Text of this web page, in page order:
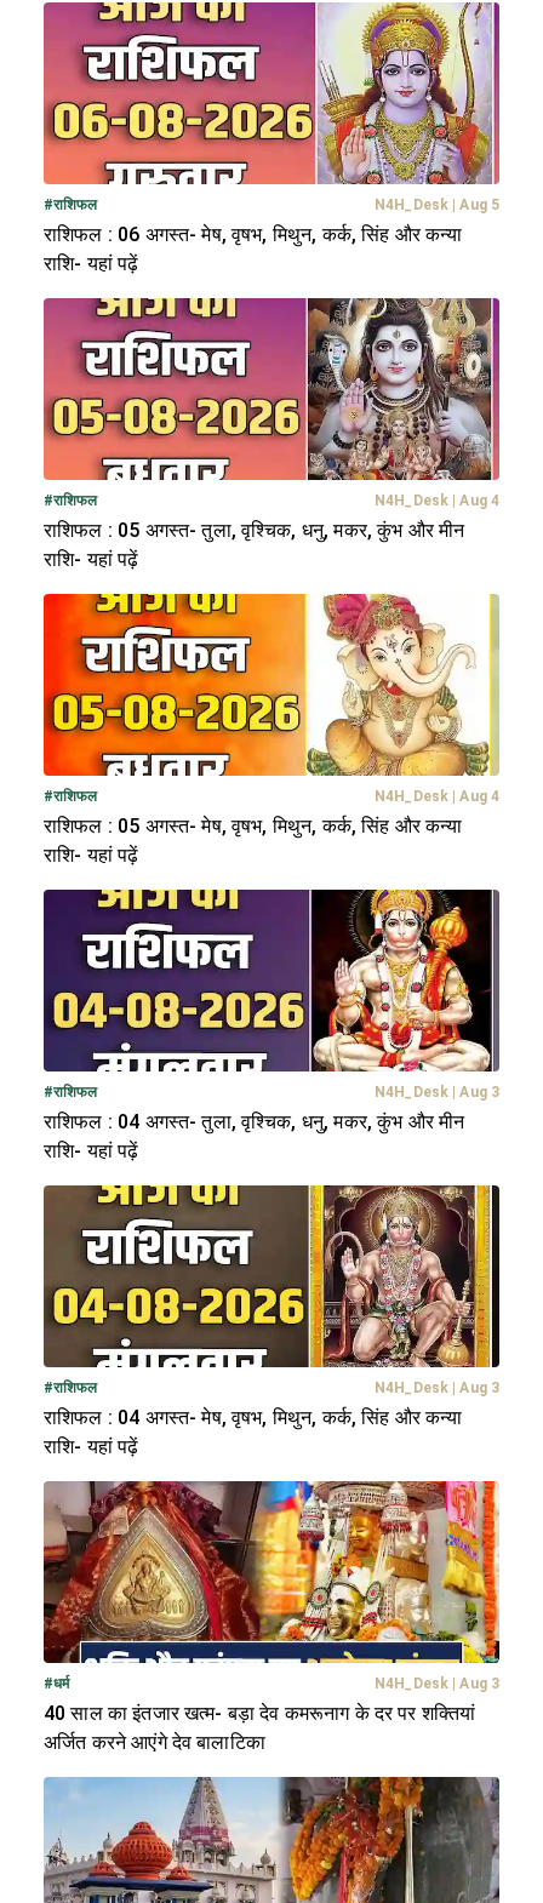
#राशिफल N4H_Desk | Aug 5
राशिफल : 06 अगस्त- मेष, वृषभ, मिथुन, कर्क, सिंह और कन्या
राशि- यहां पढ़ें
#राशिफल N4H_Desk | Aug 4
राशिफल : 05 अगस्त- तुला, वृश्चिक, धनु, मकर, कुंभ और मीन
राशि- यहां पढ़ें
#राशिफल N4H_Desk | Aug 4
राशिफल : 05 अगस्त- मेष, वृषभ, मिथुन, कर्क, सिंह और कन्या
राशि- यहां पढ़ें
#राशिफल N4H_Desk | Aug 3
राशिफल : 04 अगस्त- तुला, वृश्चिक, धनु, मकर, कुंभ और मीन
राशि- यहां पढ़ें
#राशिफल N4H_Desk | Aug 3
राशिफल : 04 अगस्त- मेष, वृषभ, मिथुन, कर्क, सिंह और कन्या
राशि- यहां पढ़ें
#धर्म N4H_Desk | Aug 3
40 साल का इंतजार खत्म- बड़ा देव कमरूनाग के दर पर शक्तियां
अर्जित करने आएंगे देव बालाटिका